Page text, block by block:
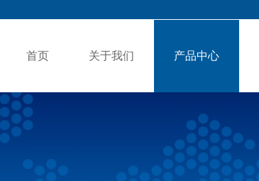
首页 关于我们 产品中心